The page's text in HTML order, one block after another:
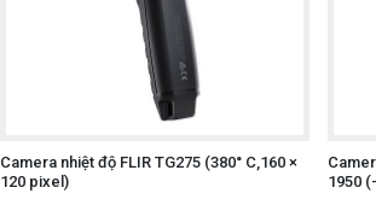
Camera nhiệt độ FLIR TG275 (380° C,160 ×
120 pixel)
1950